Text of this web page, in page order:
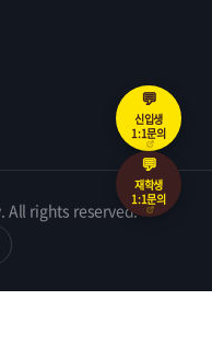
All rights reserved.
💬
신입생
1:1문의
💬
재학생
1:1문의